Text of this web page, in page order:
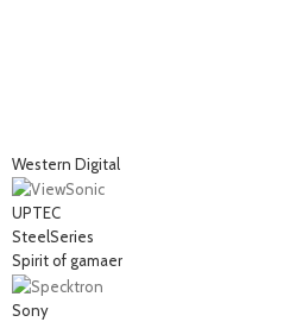
Western Digital
UPTEC
SteelSeries
Spirit of gamaer
Sony